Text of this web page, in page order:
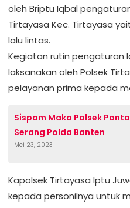
oleh Briptu Iqbal
Tirtayasa Kec. Tirtayasa
lalu lintas.
Kegiatan rutin pengaturan
laksanakan oleh Polsek
pelayanan prima kepada
Sispam Mako Polsek
Serang Polda Banten
Mei 23, 2023
Kapolsek Tirtayasa Iptu
kepada personilnya untuk